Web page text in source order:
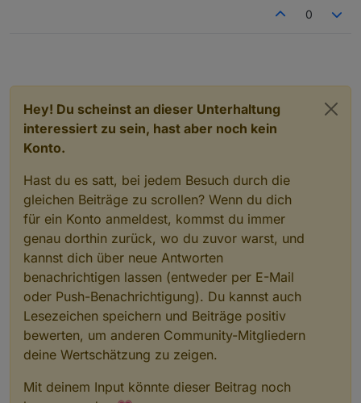
0
Hey! Du scheinst an dieser Unterhaltung
interessiert zu sein, hast aber noch kein
Konto.
Hast du es satt, bei jedem Besuch durch die
gleichen Beiträge zu scrollen? Wenn du dich
für ein Konto anmeldest, kommst du immer
genau dorthin zurück, wo du zuvor warst, und
kannst dich über neue Antworten
benachrichtigen lassen (entweder per E-Mail
oder Push-Benachrichtigung). Du kannst auch
Lesezeichen speichern und Beiträge positiv
bewerten, um anderen Community-Mitgliedern
deine Wertschätzung zu zeigen.
Mit deinem Input könnte dieser Beitrag noch